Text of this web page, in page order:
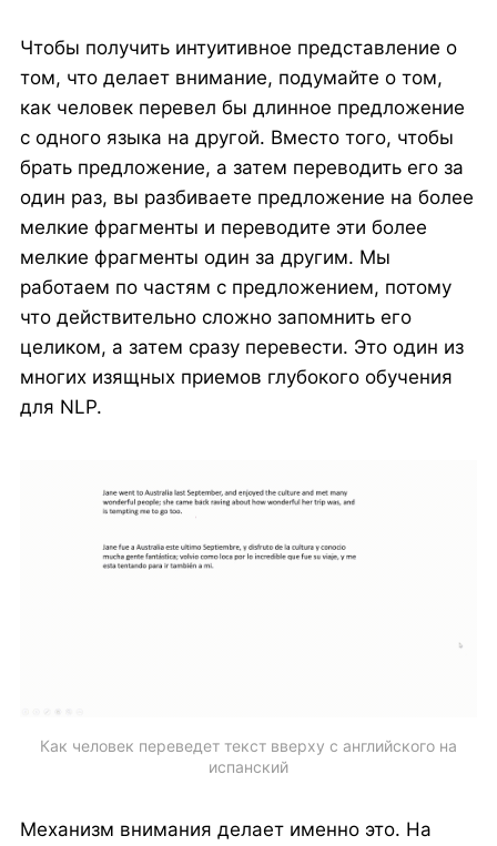
Чтобы получить интуитивное представление о
том, что делает внимание, подумайте о том,
как человек перевел бы длинное предложение
с одного языка на другой. Вместо того, чтобы
брать предложение, а затем переводить его за
один раз, вы разбиваете предложение на более
мелкие фрагменты и переводите эти более
мелкие фрагменты один за другим. Мы
работаем по частям с предложением, потому
что действительно сложно запомнить его
целиком, а затем сразу перевести. Это один из
многих изящных приемов глубокого обучения
для NLP.
Как человек переведет текст вверху с английского на
испанский
Механизм внимания делает именно это. На